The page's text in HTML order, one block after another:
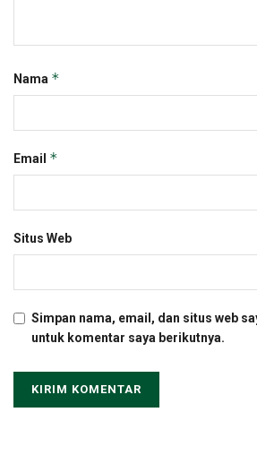
Nama *
Email *
Situs Web
Simpan nama, email, dan situs web
untuk komentar saya berikutnya.